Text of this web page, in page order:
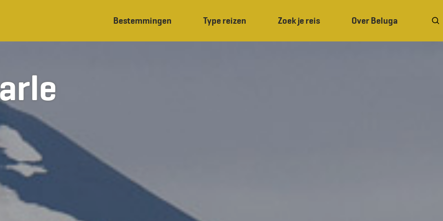
Bestemmingen Type reizen Zoek je reis Over Beluga